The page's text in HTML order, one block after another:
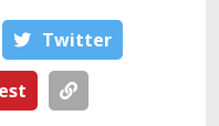
Тwitter